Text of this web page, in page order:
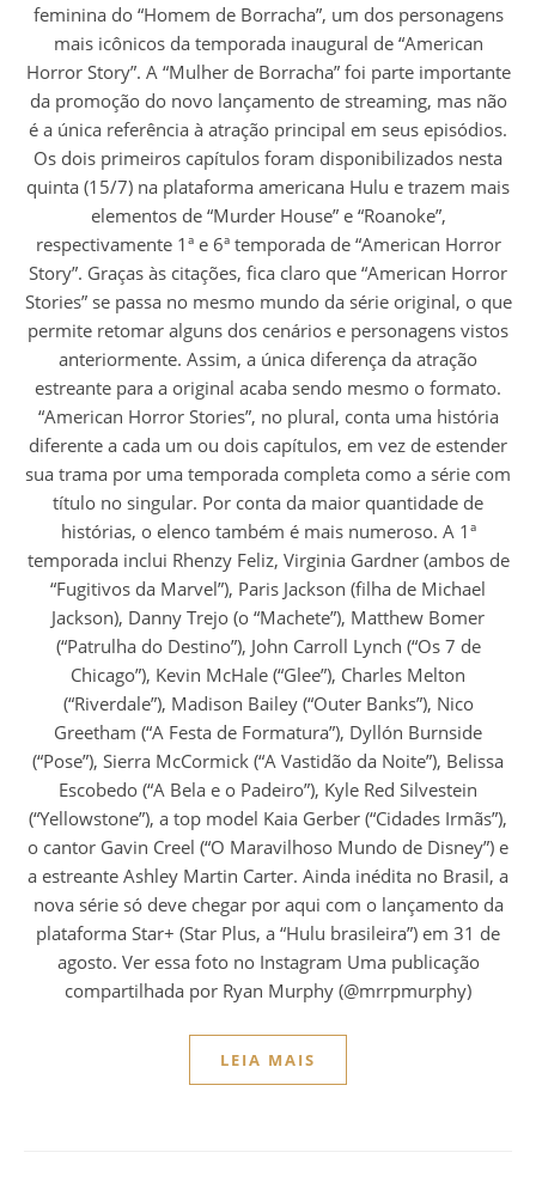
feminina do “Homem de Borracha”, um dos personagens
mais icônicos da temporada inaugural de “American
Horror Story”. A “Mulher de Borracha” foi parte importante
da promoção do novo lançamento de streaming, mas não
é a única referência à atração principal em seus episódios.
Os dois primeiros capítulos foram disponibilizados nesta
quinta (15/7) na plataforma americana Hulu e trazem mais
elementos de “Murder House” e “Roanoke”,
respectivamente 1ª e 6ª temporada de “American Horror
Story”. Graças às citações, fica claro que “American Horror
Stories” se passa no mesmo mundo da série original, o que
permite retomar alguns dos cenários e personagens vistos
anteriormente. Assim, a única diferença da atração
estreante para a original acaba sendo mesmo o formato.
“American Horror Stories”, no plural, conta uma história
diferente a cada um ou dois capítulos, em vez de estender
sua trama por uma temporada completa como a série com
título no singular. Por conta da maior quantidade de
histórias, o elenco também é mais numeroso. A 1ª
temporada inclui Rhenzy Feliz, Virginia Gardner (ambos de
“Fugitivos da Marvel”), Paris Jackson (filha de Michael
Jackson), Danny Trejo (o “Machete”), Matthew Bomer
(“Patrulha do Destino”), John Carroll Lynch (“Os 7 de
Chicago”), Kevin McHale (“Glee”), Charles Melton
(“Riverdale”), Madison Bailey (“Outer Banks”), Nico
Greetham (“A Festa de Formatura”), Dyllón Burnside
(“Pose”), Sierra McCormick (“A Vastidão da Noite”), Belissa
Escobedo (“A Bela e o Padeiro”), Kyle Red Silvestein
(“Yellowstone”), a top model Kaia Gerber (“Cidades Irmãs”),
o cantor Gavin Creel (“O Maravilhoso Mundo de Disney”) e
a estreante Ashley Martin Carter. Ainda inédita no Brasil, a
nova série só deve chegar por aqui com o lançamento da
plataforma Star+ (Star Plus, a “Hulu brasileira”) em 31 de
agosto. Ver essa foto no Instagram Uma publicação
compartilhada por Ryan Murphy (@mrrpmurphy)
LEIA MAIS